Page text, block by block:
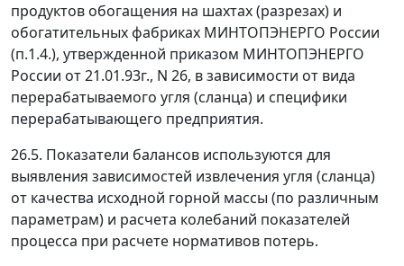
продуктов обогащения на шахтах (разрезах) и
обогатительных фабриках МИНТОПЭНЕРГО России
(п.1.4.), утвержденной приказом МИНТОПЭНЕРГО
России от 21.01.93г., N 26, в зависимости от вида
перерабатываемого угля (сланца) и специфики
перерабатывающего предприятия.
26.5. Показатели балансов используются для
выявления зависимостей извлечения угля (сланца)
от качества исходной горной массы (по различным
параметрам) и расчета колебаний показателей
процесса при расчете нормативов потерь.